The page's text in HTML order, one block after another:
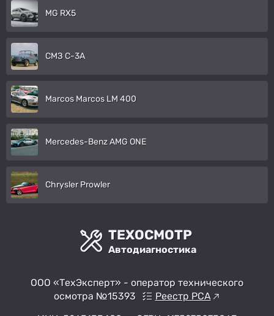
MG RX5
СМЗ С-3А
Marcos Marcos LM 400
Mercedes-Benz AMG ONE
Chrysler Prowler
ТЕХОСМОТР
Автодиагностика
ООО «ТехЭксперт» - оператор технического
осмотра №15393
Реестр РСА